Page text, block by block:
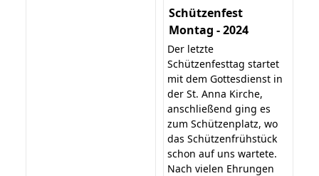
Schützenfest
Montag - 2024
Der letzte
Schützenfesttag startet
mit dem Gottesdienst in
der St. Anna Kirche,
anschließend ging es
zum Schützenplatz, wo
das Schützenfrühstück
schon auf uns wartete.
Nach vielen Ehrungen